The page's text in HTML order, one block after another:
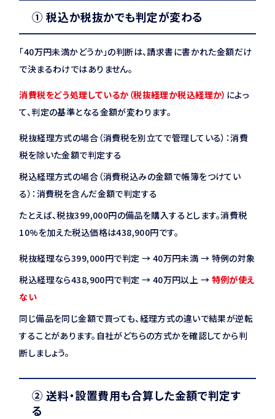
① 税込か税抜かでも判定が変わる
「40万円未満かどうか」の判断は、請求書に書かれた金額だけ
で決まるわけではありません。
消費税をどう処理しているか（税抜経理か税込経理か） によっ
て、判定の基準となる金額が変わります。
税抜経理方式の場合（消費税を別立てで管理している）：消費
税を除いた金額で判定する
税込経理方式の場合（消費税込みの金額で帳簿をつけてい
る）：消費税を含んだ金額で判定する
たとえば、税抜399,000円の備品を購入するとします。消費税
10%を加えた税込価格は438,900円です。
税抜経理なら399,000円で判定 → 40万円未満 → 特例の対象
税込経理なら438,900円で判定 → 40万円以上 → 特例が使え
ない
同じ備品を同じ金額で買っても、経理方式の違いで結果が逆転
することがあります。自社がどちらの方式かを確認してから判
断しましょう。
② 送料・設置費用も合算した金額で判定す
る